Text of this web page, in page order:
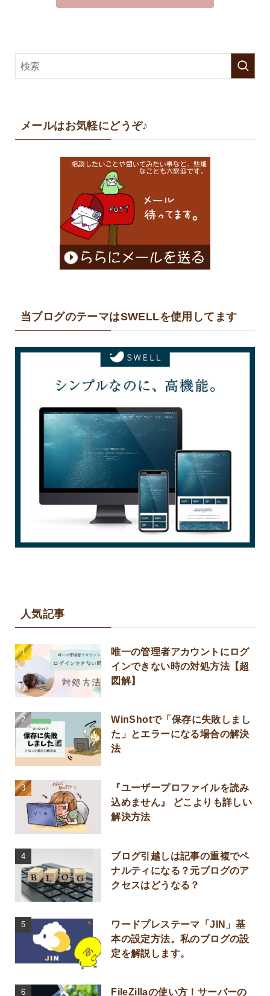
メールはお気軽にどうぞ♪
当ブログのテーマはSWELLを使用してます
人気記事
唯一の管理者アカウントにログ
インできない時の対処方法【超
図解】
WinShotで「保存に失敗しまし
た」とエラーになる場合の解決
法
『ユーザープロファイルを読み
込めません』 どこよりも詳しい
解決方法
ブログ引越しは記事の重複でペ
ナルティになる？元ブログのア
クセスはどうなる？
ワードプレステーマ「JIN」基
本の設定方法。私のブログの設
定を解説します。
FileZillaの使い方！サーバーの